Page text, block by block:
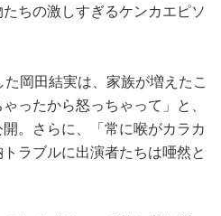
ちの激しすぎるケンカエピソ
岡田結実は、家族が増えたこ
ったから怒っちゃって」と、
。さらに、「常に喉がカラカ
ラブルに出演者たちは唖然と